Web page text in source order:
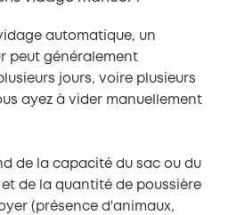
automatique, un
peut généralement
jours, voire plusieurs
ayez à vider manuellement
de la capacité du sac ou du
de la quantité de poussière
(présence d'animaux,